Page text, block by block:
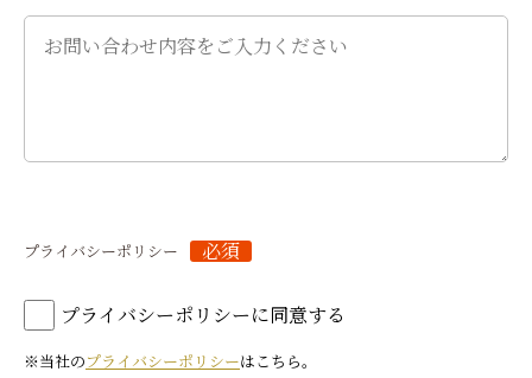
プライバシーポリシー 必須
プライバシーポリシーに同意する
※当社のプライバシーポリシーはこちら。